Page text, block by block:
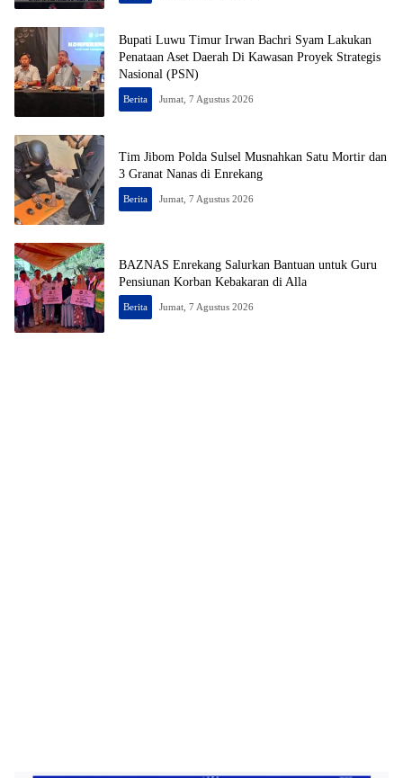
Bupati Luwu Timur Irwan Bachri Syam Lakukan
Penataan Aset Daerah Di Kawasan Proyek Strategis
Nasional (PSN)
Berita Jumat, 7 Agustus 2026
Tim Jibom Polda Sulsel Musnahkan Satu Mortir dan
3 Granat Nanas di Enrekang
Berita Jumat, 7 Agustus 2026
BAZNAS Enrekang Salurkan Bantuan untuk Guru
Pensiunan Korban Kebakaran di Alla
Berita Jumat, 7 Agustus 2026